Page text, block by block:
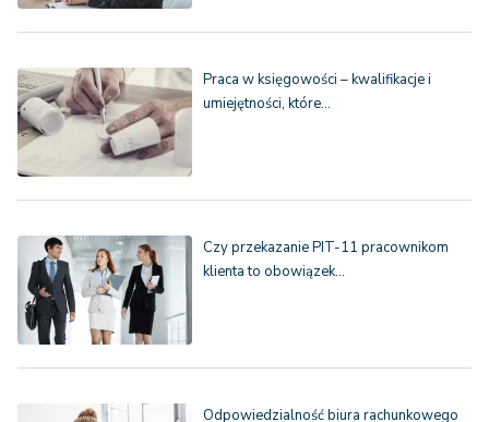
Praca w księgowości – kwalifikacje i
umiejętności, które…
Czy przekazanie PIT-11 pracownikom
klienta to obowiązek…
Odpowiedzialność biura rachunkowego